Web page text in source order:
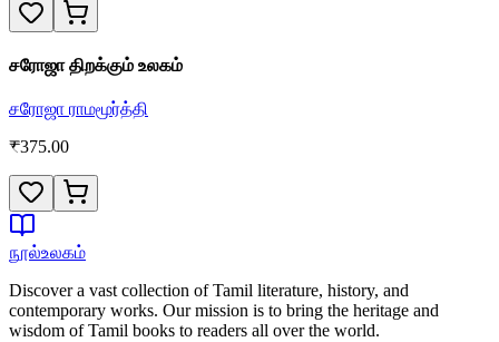
சரோஜா திறக்கும் உலகம்
சரோஜா ராமமூர்த்தி
₹375.00
நூல்உலகம்
Discover a vast collection of Tamil literature, history, and
contemporary works. Our mission is to bring the heritage and
wisdom of Tamil books to readers all over the world.